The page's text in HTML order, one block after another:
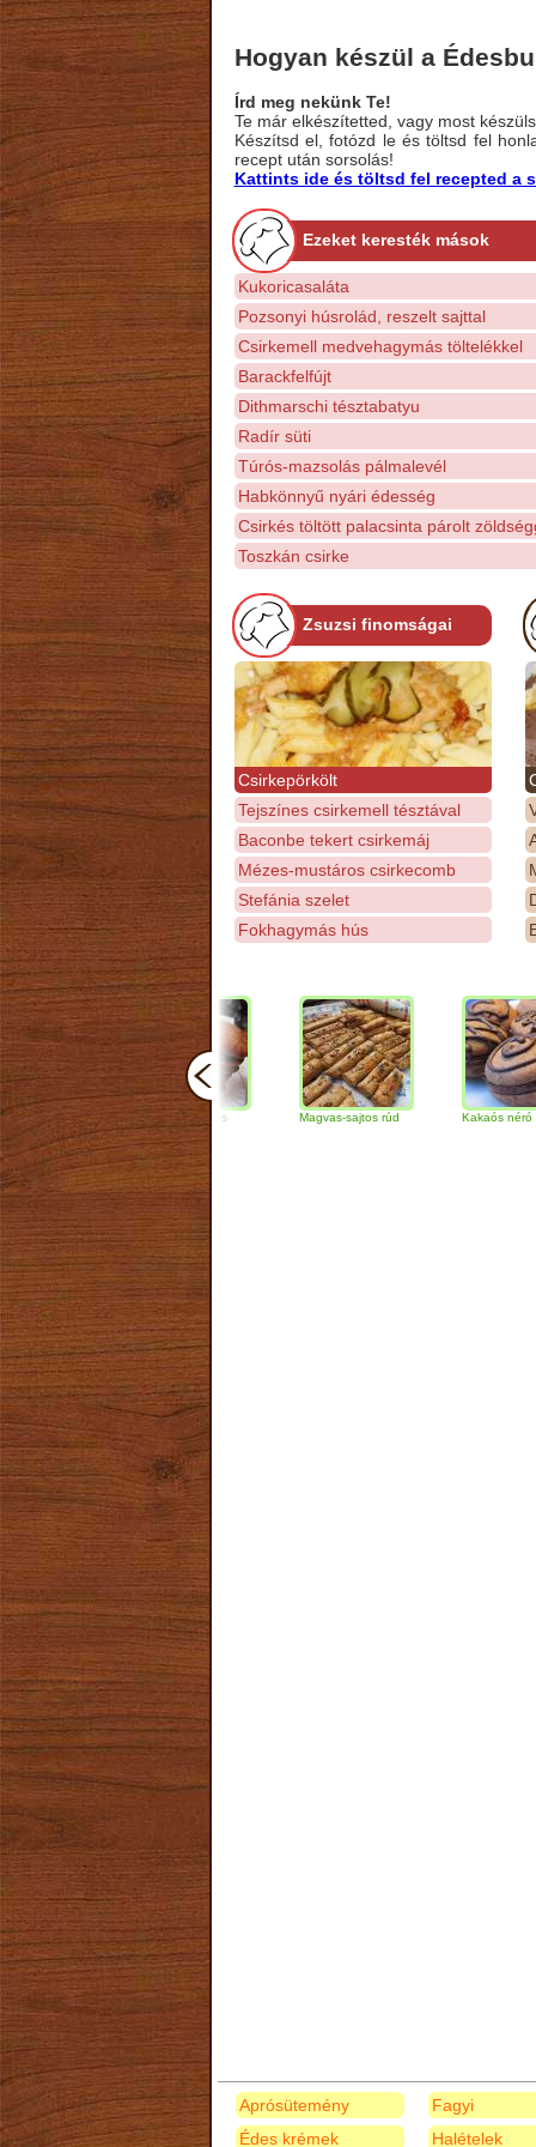
Hogyan készül a
Írd meg nekünk Te!
Te már elkészítetted, vagy most
Készítsd el, fotózd le és töltsd fel
recept után sorsolás!
Kattints ide és töltsd fel recepted a
Ezeket keresték mások
Kukoricasaláta
Pozsonyi húsrolád, reszelt sajttal
Csirkemell medvehagymás töltelékkel
Barackfelfújt
Dithmarschi tésztabatyu
Radír süti
Túrós-mazsolás pálmalevél
Habkönnyű nyári édesség
Csirkés töltött palacsinta párolt
Toszkán csirke
Zsuzsi finomságai
Csirkepörkölt
Tejszínes csirkemell tésztával
Baconbe tekert csirkemáj
Mézes-mustáros csirkecomb
Stefánia szelet
Fokhagymás hús
Csokoládés-diós
szendvics
Magvas-sajtos rúd Kakaós néró
Aprósütemény
Édes krémek
Fagyi
Halételek